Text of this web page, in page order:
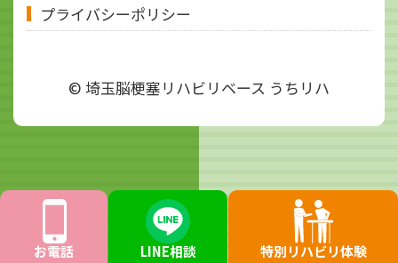
プライバシーポリシー
© 埼玉脳梗塞リハビリベース うちリハ
お電話 LINE相談 特別リハビリ体験